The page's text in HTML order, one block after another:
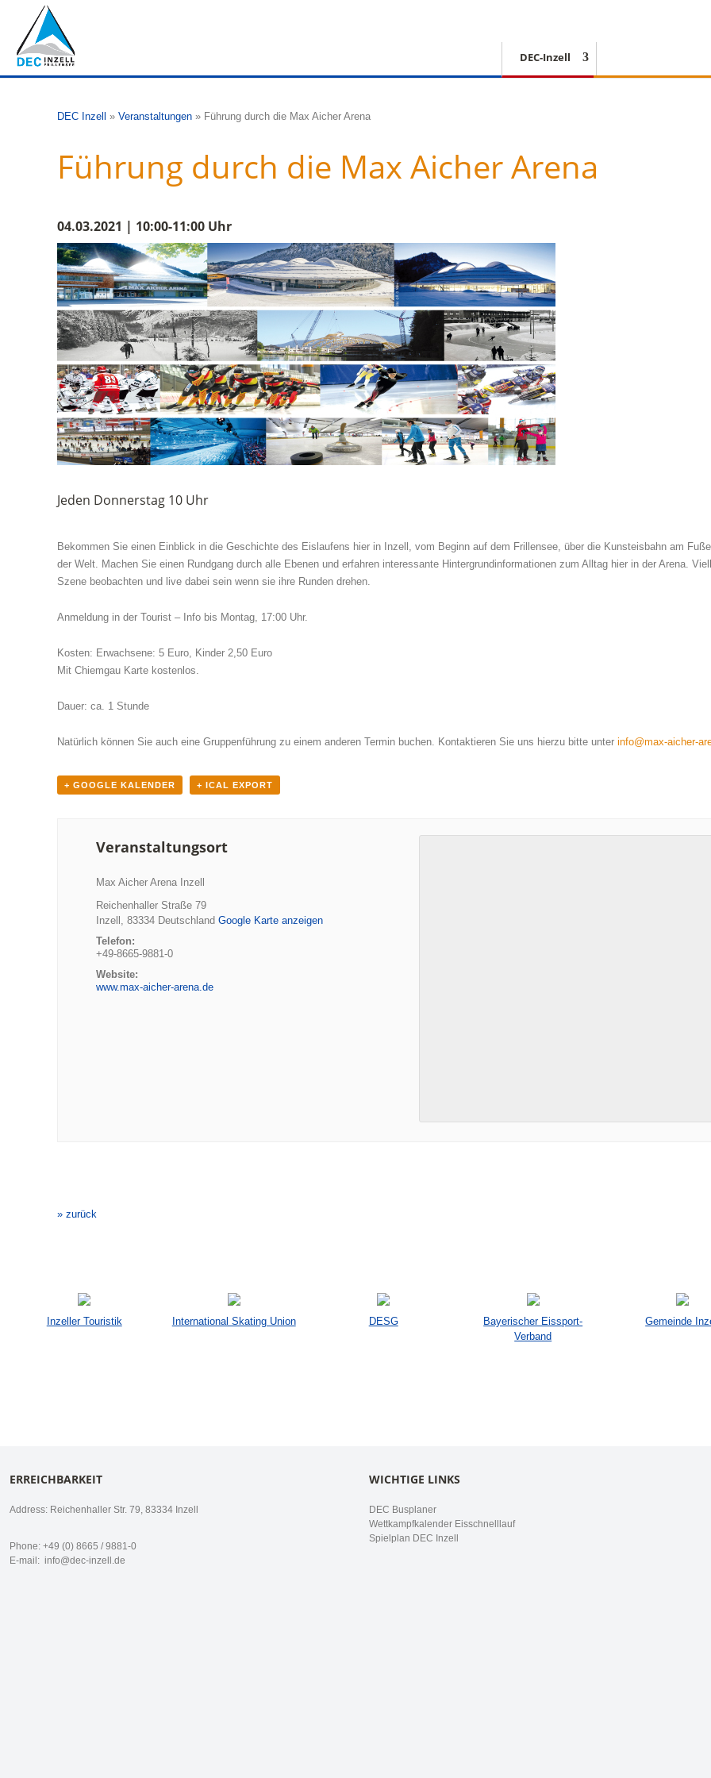
DEC-Inzell
DEC Inzell » Veranstaltungen » Führung durch die Max Aicher Arena
Führung durch die Max Aicher Arena
04.03.2021 | 10:00-11:00 Uhr
Jeden Donnerstag 10 Uhr
Bekommen Sie einen Einblick in die Geschichte des Eislaufens hier in Inzell, vom Beginn auf dem Frillensee, über die Kunsteisbahn am
der Welt. Machen Sie einen Rundgang durch alle Ebenen und erfahren interessante Hintergrundinformationen zum Alltag hier in der Arena.
Szene beobachten und live dabei sein wenn sie ihre Runden drehen.
Anmeldung in der Tourist – Info bis Montag, 17:00 Uhr.
Kosten: Erwachsene: 5 Euro, Kinder 2,50 Euro
Mit Chiemgau Karte kostenlos.
Dauer: ca. 1 Stunde
Natürlich können Sie auch eine Gruppenführung zu einem anderen Termin buchen. Kontaktieren Sie uns hierzu bitte unter info@max-aicher-
+ GOOGLE KALENDER + ICAL EXPORT
Veranstaltungsort
Max Aicher Arena Inzell
Reichenhaller Straße 79
Inzell , 83334 Deutschland Google Karte anzeigen
Telefon:
+49-8665-9881-0
Website:
www.max-aicher-arena.de
Navigation
» zurück
Inzeller Touristik International Skating Union DESG
Bayerischer Eissport-
Verband
Gemeinde
ERREICHBARKEIT
Address: Reichenhaller Str. 79, 83334 Inzell
Phone: +49 (0) 8665 / 9881-0
E-mail: info@dec-inzell.de
WICHTIGE LINKS
DEC Busplaner
Wettkampfkalender Eisschnelllauf
Spielplan DEC Inzell